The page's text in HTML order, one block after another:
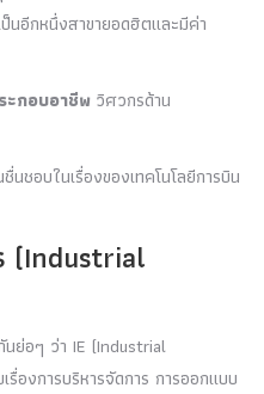
นอีกหนึ่งสาขายอดฮิตและมีค่า
กอบอาชีพ วิศวกรด้าน
นชอบในเรื่องของเทคโนโลยีการบิน
(Industrial
ย่อๆ ว่า IE (Industrial
รื่องการบริหารจัดการ การออกแบบ